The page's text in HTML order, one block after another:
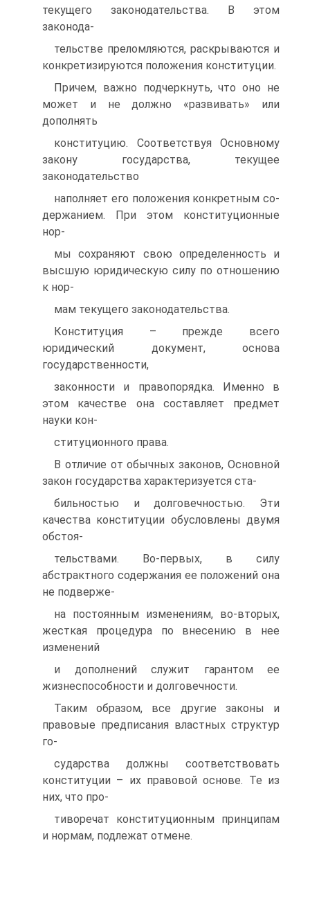
текущего законодательства. В этом
законода-
тельстве преломляются, раскрываются и
конкретизируются положения конституции.
Причем, важно подчеркнуть, что оно не
может и не должно «развивать» или
дополнять
конституцию. Соответствуя Основному
закону государства, текущее
законодательство
наполняет его положения конкретным со-
держанием. При этом конституционные
нор-
мы сохраняют свою определенность и
высшую юридическую силу по отношению
к нор-
мам текущего законодательства.
Конституция – прежде всего
юридический документ, основа
государственности,
законности и правопорядка. Именно в
этом качестве она составляет предмет
науки кон-
ституционного права.
В отличие от обычных законов, Основной
закон государства характеризуется ста-
бильностью и долговечностью. Эти
качества конституции обусловлены двумя
обстоя-
тельствами. Во-первых, в силу
абстрактного содержания ее положений она
не подверже-
на постоянным изменениям, во-вторых,
жесткая процедура по внесению в нее
изменений
и дополнений служит гарантом ее
жизнеспособности и долговечности.
Таким образом, все другие законы и
правовые предписания властных структур
го-
сударства должны соответствовать
конституции – их правовой основе. Те из
них, что про-
тиворечат конституционным принципам
и нормам, подлежат отмене.